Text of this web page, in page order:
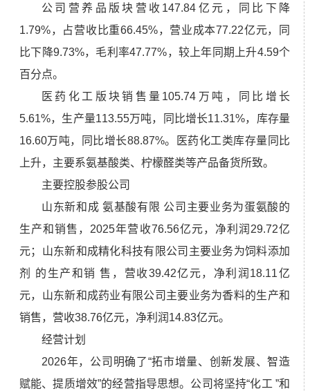
公司营养品版块营收147.84亿元，同比下降
1.79%，占营收比重66.45%，营业成本77.22亿元，同
比下降9.73%，毛利率47.77%，较上年同期上升4.59个
百分点。
医药化工版块销售量105.74万吨，同比增长
5.61%，生产量113.55万吨，同比增长11.31%，库存量
16.60万吨，同比增长88.87%。医药化工类库存量同比
上升，主要系氨基酸类、柠檬醛类等产品备货所致。
主要控股参股公司
山东新和成 氨基酸有限 公司主要业务为蛋氨酸的
生产和销售，2025年营收76.56亿元，净利润29.72亿
元；山东新和成精化科技有限公司主要业务为饲料添加
剂 的生产和销 售，营收39.42亿元，净利润18.11亿
元，山东新和成药业有限公司主要业务为香料的生产和
销售，营收38.76亿元，净利润14.83亿元。
经营计划
2026年，公司明确了“拓市增量、创新发展、智造
赋能、提质增效”的经营指导思想。公司将坚持“化工 ”和